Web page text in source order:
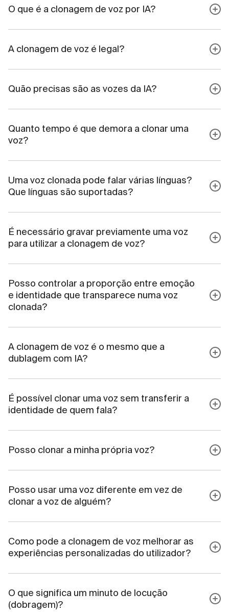
O que é a clonagem de voz por IA?
A clonagem de voz é legal?
Quão precisas são as vozes da IA?
Quanto tempo é que demora a clonar uma
voz?
Uma voz clonada pode falar várias línguas?
Que línguas são suportadas?
É necessário gravar previamente uma voz
para utilizar a clonagem de voz?
Posso controlar a proporção entre emoção
e identidade que transparece numa voz
clonada?
A clonagem de voz é o mesmo que a
dublagem com IA?
É possível clonar uma voz sem transferir a
identidade de quem fala?
Posso clonar a minha própria voz?
Posso usar uma voz diferente em vez de
clonar a voz de alguém?
Como pode a clonagem de voz melhorar as
experiências personalizadas do utilizador?
O que significa um minuto de locução
(dobragem)?